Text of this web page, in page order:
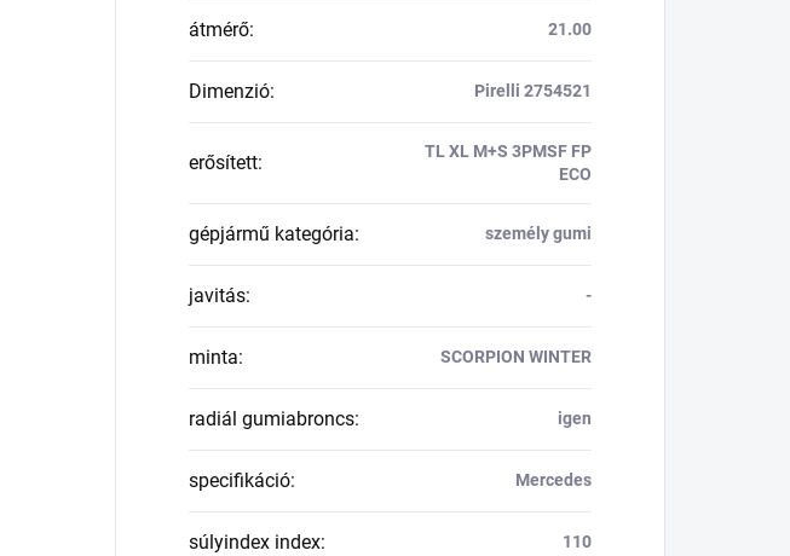
átmérő: 21.00
Dimenzió: Pirelli 2754521
erősített:
TL XL M+S 3PMSF FP
ECO
gépjármű kategória: személy gumi
javitás: -
minta: SCORPION WINTER
radiál gumiabroncs: igen
specifikáció: Mercedes
súlyindex index: 110